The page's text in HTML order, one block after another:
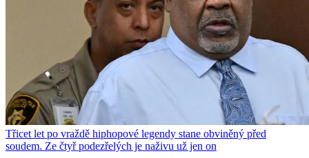
Třicet let po vraždě hiphopové legendy stane obviněný před
soudem. Ze čtyř podezřelých je naživu už jen on